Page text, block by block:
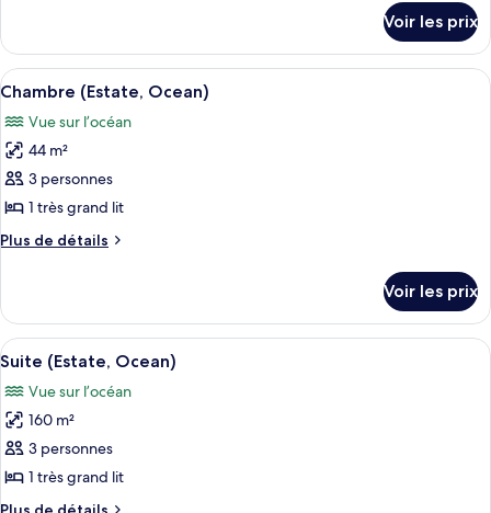
Chambre
(Eclipse,
Ocean)
le
type
de
Chambre
(Eclipse,
Voir les prix
Afficher
toutes
les
photos
pour
ce
type
de
Chambre
(Estate,
Ocean)
Une chambre à coucher
2
Chambre (Estate, Ocean)
Vue sur l’océan
44 m²
3 personnes
1 très grand lit
Plus de détails
Plus
le
type
de
chambre
Chambre
(Estate,
Voir les prix
Afficher
toutes
les
photos
pour
ce
type
Une chambre d’hôtel avec deux
6
Suite (Estate, Ocean)
Vue sur l’océan
160 m²
3 personnes
1 très grand lit
Plus